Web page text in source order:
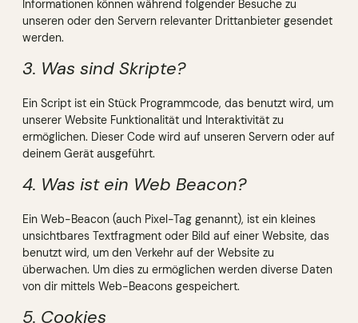
Informationen können während folgender Besuche zu
unseren oder den Servern relevanter Drittanbieter gesendet
werden.
3. Was sind Skripte?
Ein Script ist ein Stück Programmcode, das benutzt wird, um
unserer Website Funktionalität und Interaktivität zu
ermöglichen. Dieser Code wird auf unseren Servern oder auf
deinem Gerät ausgeführt.
4. Was ist ein Web Beacon?
Ein Web-Beacon (auch Pixel-Tag genannt), ist ein kleines
unsichtbares Textfragment oder Bild auf einer Website, das
benutzt wird, um den Verkehr auf der Website zu
überwachen. Um dies zu ermöglichen werden diverse Daten
von dir mittels Web-Beacons gespeichert.
5. Cookies